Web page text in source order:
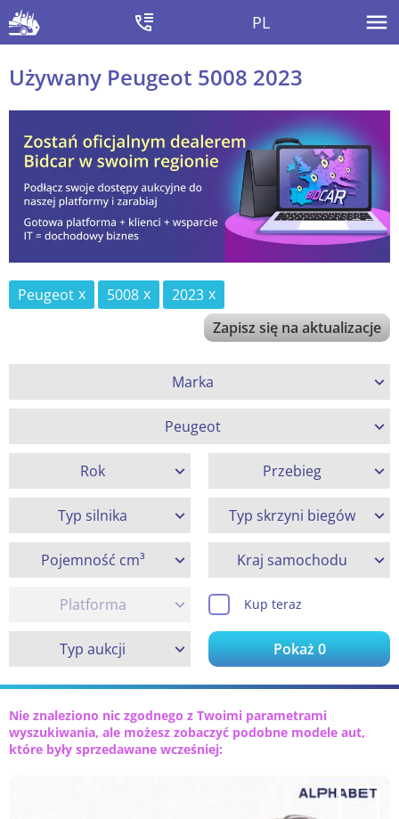
PL
Używany Peugeot 5008 2023
Peugeot 5008
2023
Zapisz się na aktualizacje
Marka
Peugeot
Rok Przebieg
Typ silnika Typ skrzyni biegów
Pojemność cm³ Kraj samochodu
Platforma Kup teraz
Typ aukcji Pokaż0
Nie znaleziono nic zgodnego z Twoimi parametrami
wyszukiwania, ale możesz zobaczyć podobne modele aut,
które były sprzedawane wcześniej: